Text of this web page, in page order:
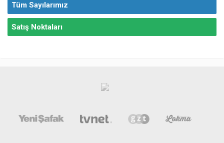
Tüm Sayılarımız
Satış Noktaları